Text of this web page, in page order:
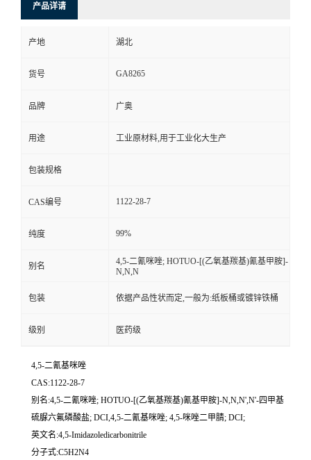
产品详请
产地 湖北
货号 GA8265
品牌 广奥
用途 工业原材料,用于工业化大生产
包装规格
CAS编号 1122-28-7
纯度 99%
别名
4,5-二氰咪唑; HOTUO-[(乙氧基羰基)氰基甲胺]-
N,N,N
包装 依据产品性状而定,一般为:纸板桶或镀锌铁桶
级别 医药级
4,5-二氰基咪唑
CAS:1122-28-7
别名:4,5-二氰咪唑; HOTUO-[(乙氧基羰基)氰基甲胺]-N,N,N',N'-四甲基
硫脲六氟磷酸盐; DCI,4,5-二氰基咪唑; 4,5-咪唑二甲腈; DCI;
英文名:4,5-Imidazoledicarbonitrile
分子式:C5H2N4